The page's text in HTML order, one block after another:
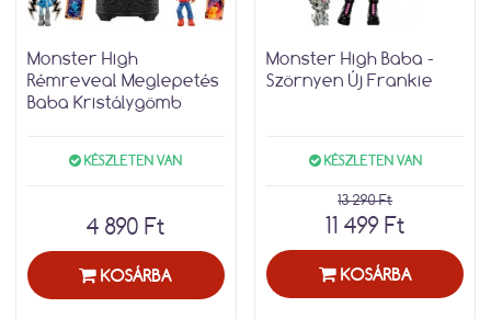
Monster High
Rémreveal Meglepetés
Baba Kristálygömb
KÉSZLETEN VAN
4 890 Ft
KOSÁRBA
Monster High Baba -
Szörnyen Új Frankie
KÉSZLETEN VAN
13 290 Ft
11 499 Ft
KOSÁRBA